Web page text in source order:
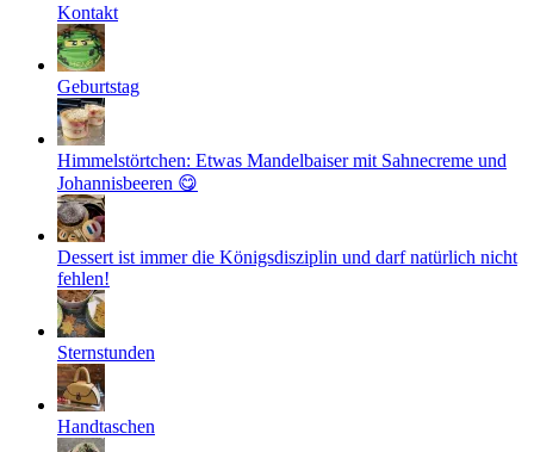
Kontakt
Geburtstag
Himmelstörtchen: Etwas Mandelbaiser mit Sahnecreme und
Johannisbeeren 😋
Dessert ist immer die Königsdisziplin und darf natürlich nicht
fehlen!
Sternstunden
Handtaschen